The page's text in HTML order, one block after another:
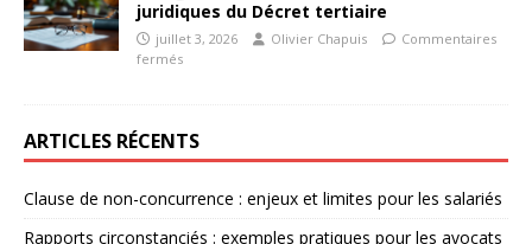
juridiques du Décret tertiaire
juillet 3, 2026 Olivier Chapuis
Commentaires
fermés
ARTICLES RÉCENTS
Clause de non-concurrence : enjeux et limites pour les salariés
Rapports circonstanciés : exemples pratiques pour les avocats